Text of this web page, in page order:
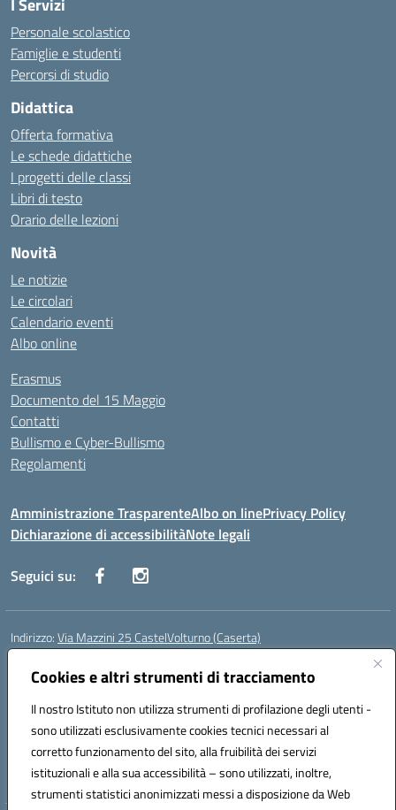
Cookies e altri strumenti di tracciamento
Il nostro Istituto non utilizza strumenti di profilazione degli utenti -
sono utilizzati esclusivamente cookies tecnici necessari al
corretto funzionamento del sito, alla fruibilità dei servizi
istituzionali e alla sua accessibilità – sono utilizzati, inoltre,
strumenti statistici anonimizzati messi a disposizione da Web
I Servizi
Personale scolastico
Famiglie e studenti
Percorsi di studio
Didattica
Offerta formativa
Le schede didattiche
I progetti delle classi
Libri di testo
Orario delle lezioni
Novità
Le notizie
Le circolari
Calendario eventi
Albo online
Erasmus
Documento del 15 Maggio
Contatti
Bullismo e Cyber-Bullismo
Regolamenti
Amministrazione TrasparenteAlbo on linePrivacy Policy
Dichiarazione di accessibilitàNote legali
Seguici su:
Indirizzo:Via Mazzini 25 CastelVolturno (Caserta)
Centralino:
Posta elettronica certificata (PEC):ceis014005@pec.istruzione.it
Codice fiscale: 93063510619
Codice meccanografico:CEIS014005
Codice Indice delle Pubbliche Amministrazioni (IPA): istsc_ceis014005
Codice unico di fatturazione (CUF): UOU8EW